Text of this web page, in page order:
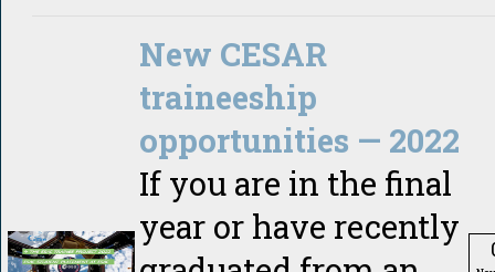
New CESAR
traineeship
opportunities — 2022
If you are in the final
year or have recently